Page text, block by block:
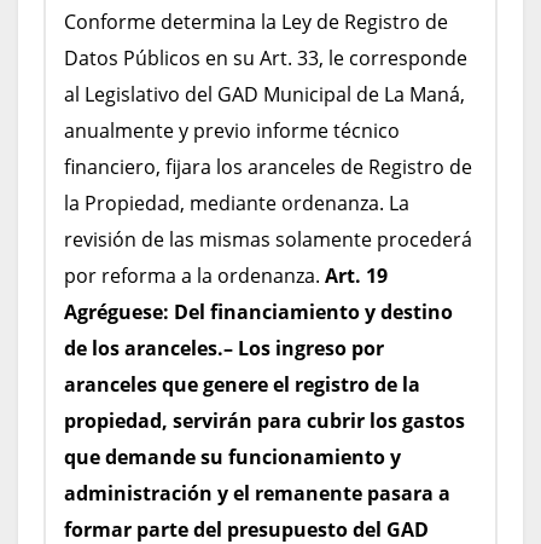
Conforme determina la Ley de Registro de
Datos Públicos en su Art. 33, le corresponde
al Legislativo del GAD Municipal de La Maná,
anualmente y previo informe técnico
financiero, fijara los aranceles de Registro de
la Propiedad, mediante ordenanza. La
revisión de las mismas solamente procederá
por reforma a la ordenanza. Art. 19
Agréguese: Del financiamiento y destino
de los aranceles.– Los ingreso por
aranceles que genere el registro de la
propiedad, servirán para cubrir los gastos
que demande su funcionamiento y
administración y el remanente pasara a
formar parte del presupuesto del GAD